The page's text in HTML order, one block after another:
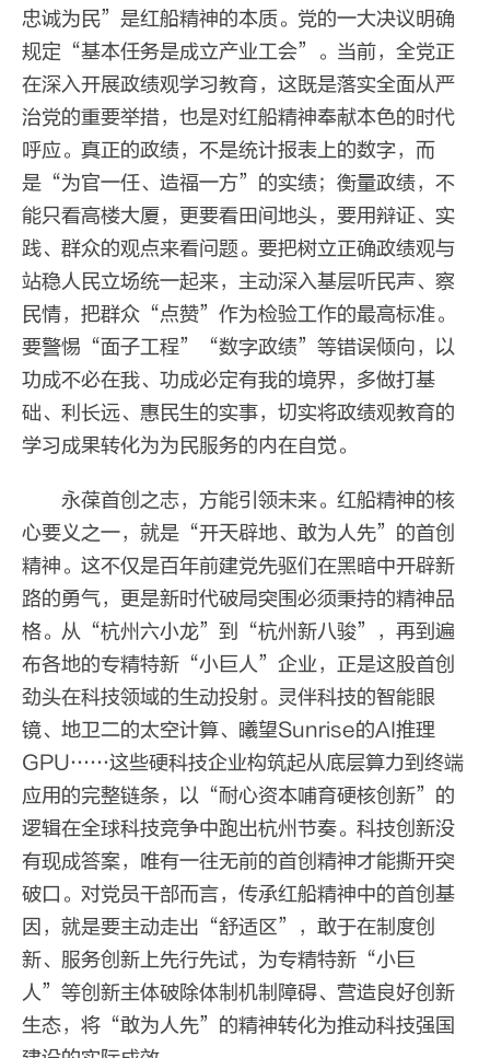
忠诚为民”是红船精神的本质。党的一大决议明确
规定“基本任务是成立产业工会”。当前，全党正
在深入开展政绩观学习教育，这既是落实全面从严
治党的重要举措，也是对红船精神奉献本色的时代
呼应。真正的政绩，不是统计报表上的数字，而
是“为官一任、造福一方”的实绩；衡量政绩，不
能只看高楼大厦，更要看田间地头，要用辩证、实
践、群众的观点来看问题。要把树立正确政绩观与
站稳人民立场统一起来，主动深入基层听民声、察
民情，把群众“点赞”作为检验工作的最高标准。
要警惕“面子工程”“数字政绩”等错误倾向，以
功成不必在我、功成必定有我的境界，多做打基
础、利长远、惠民生的实事，切实将政绩观教育的
学习成果转化为为民服务的内在自觉。
永葆首创之志，方能引领未来。红船精神的核
心要义之一，就是“开天辟地、敢为人先”的首创
精神。这不仅是百年前建党先驱们在黑暗中开辟新
路的勇气，更是新时代破局突围必须秉持的精神品
格。从“杭州六小龙”到“杭州新八骏”，再到遍
布各地的专精特新“小巨人”企业，正是这股首创
劲头在科技领域的生动投射。灵伴科技的智能眼
镜、地卫二的太空计算、曦望Sunrise的AI推理
GPU……这些硬科技企业构筑起从底层算力到终端
应用的完整链条，以“耐心资本哺育硬核创新”的
逻辑在全球科技竞争中跑出杭州节奏。科技创新没
有现成答案，唯有一往无前的首创精神才能撕开突
破口。对党员干部而言，传承红船精神中的首创基
因，就是要主动走出“舒适区”，敢于在制度创
新、服务创新上先行先试，为专精特新“小巨
人”等创新主体破除体制机制障碍、营造良好创新
生态，将“敢为人先”的精神转化为推动科技强国